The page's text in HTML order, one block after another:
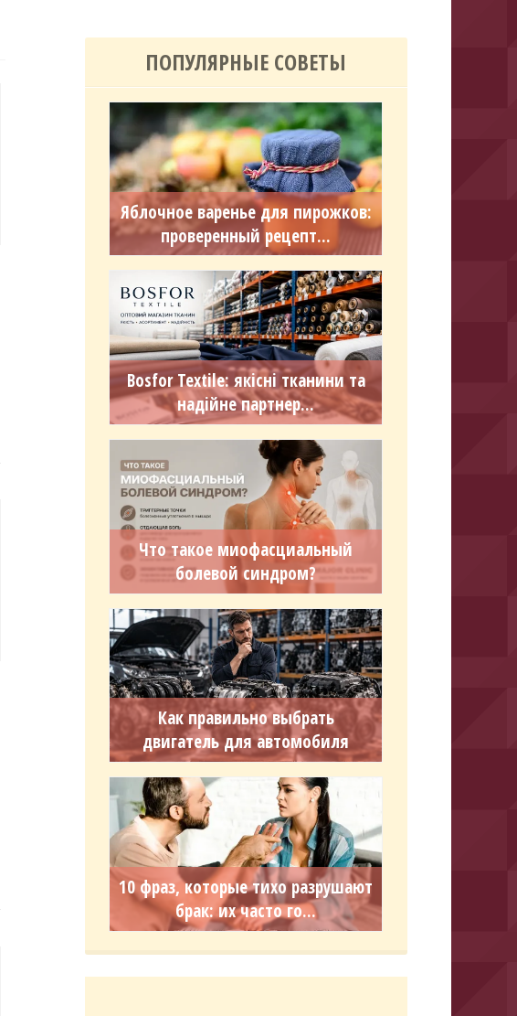
ПОПУЛЯРНЫЕ СОВЕТЫ
Яблочное варенье для пирожков:
проверенный рецепт...
Bosfor Textile: якісні тканини та
надійне партнер...
Что такое миофасциальный
болевой синдром?
Как правильно выбрать
двигатель для автомобиля
10 фраз, которые тихо разрушают
брак: их часто го...